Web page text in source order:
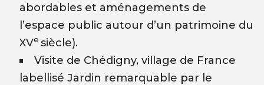
abordables et aménagements de
l’espace public autour d’un patrimoine du
XVe siècle).
Visite de Chédigny, village de France
labellisé Jardin remarquable par le